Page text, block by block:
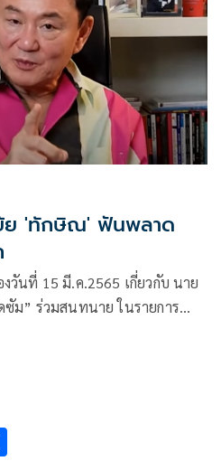
ย้ย 'ทักษิณ' ฟันพลาด
มี.ค.2565 เกี่ยวกับ นาย
ม” ร่วมสนทนาย ในรายการ